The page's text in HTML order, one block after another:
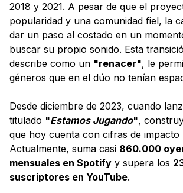
2018 y 2021. A pesar de que el
popularidad y una comunidad fiel, la
dar un paso al costado en un
buscar su propio sonido. Esta
describe como un "renacer", le
géneros que en el dúo no tenían
Desde diciembre de 2023, cuando
titulado "Estamos Jugando",
que hoy cuenta con cifras de impacto
Actualmente, suma casi 860.000
mensuales en Spotify y supera los
suscriptores en YouTube.